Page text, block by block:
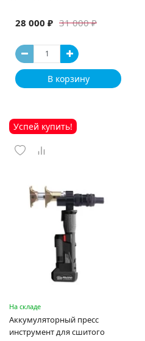
машина
31 000 ₽
28 000 ₽
В корзину
Успей купить!
На складе
Аккумуляторный пресс
инструмент для сшитого